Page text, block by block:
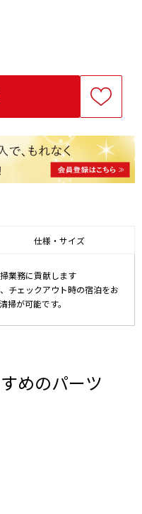
仕様・サイズ
業務に貢献します
チェックアウト時の宿泊をお
掃が可能です。
めのパーツ